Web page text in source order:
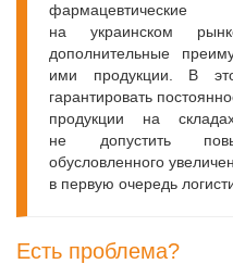
на украинском
дополнительные
ими продукции. В
гарантировать
продукции на
не допустить
обусловленного
в первую очередь
Есть проблема?